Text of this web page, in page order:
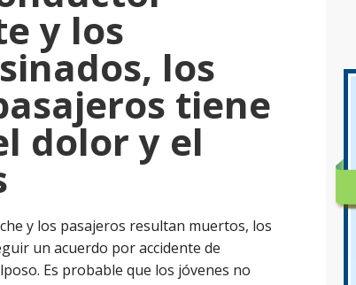
y los
los
tiene
dolor y el
y los pasajeros resultan muertos, los
un acuerdo por accidente de
Es probable que los jóvenes no